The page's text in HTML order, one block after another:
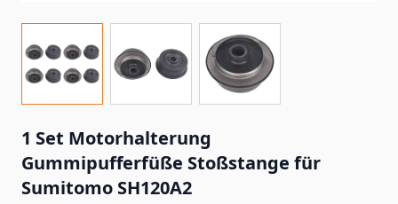
1 Set Motorhalterung
Gummipufferfüße Stoßstange für
Sumitomo SH120A2